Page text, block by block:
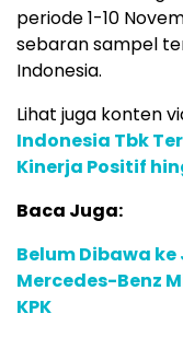
periode 1-10
sebaran sampel
Indonesia.
Lihat juga konten
Indonesia Tbk
Kinerja Positif
Baca Juga:
Belum Dibawa
Mercedes-Benz
KPK